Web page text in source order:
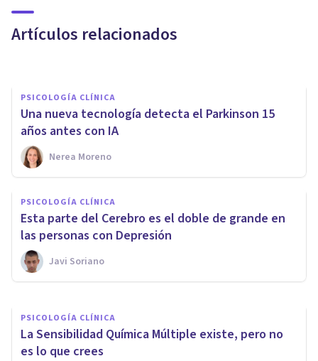
Artículos relacionados
Epigenética en refugiados
sirios
PSICOLOGÍA CLÍNICA
Una nueva tecnología detecta el Parkinson 15
años antes con IA
Nerea Moreno
PSICOLOGÍA CLÍNICA
Esta parte del Cerebro es el doble de grande en
las personas con Depresión
Javi Soriano
PERSONALIDAD
Por qué los Psicópatas son
menos sensibles al Dolor de los
demás
Javi Soriano
PSICOLOGÍA CLÍNICA
La Sensibilidad Química Múltiple existe, pero no
es lo que crees